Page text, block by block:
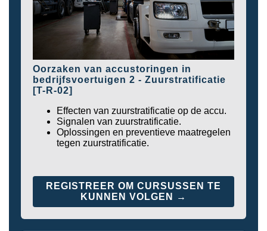
Oorzaken van accustoringen in
bedrijfsvoertuigen 2 - Zuurstratificatie
[T-R-02]
Effecten van zuurstratificatie op de accu.
Signalen van zuurstratificatie.
Oplossingen en preventieve maatregelen
tegen zuurstratificatie.
REGISTREER OM CURSUSSEN TE
KUNNEN VOLGEN →